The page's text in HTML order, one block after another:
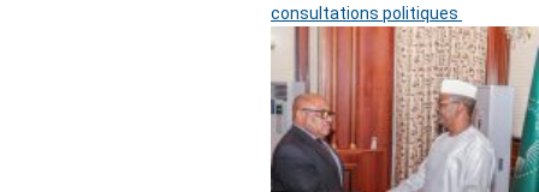
consultations politiques